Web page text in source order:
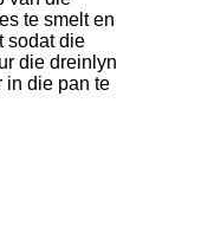
te smelt en
sodat die
die dreinlyn
in die pan te